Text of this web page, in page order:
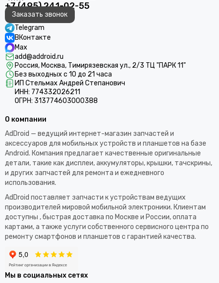
+7 (495) 241-02-55
Заказать звонок
Telegram
ВКонтакте
Max
add@addroid.ru
Россия, Москва, Тимирязевская ул., 2/3 ТЦ "ПАРК 11"
Без выходных с 10 до 21 часа
ИП Стельмах Андрей Степанович
ИНН: 774332026211
ОГРН: 313774603000388
О компании
AdDroid — ведущий интернет-магазин запчастей и
аксессуаров для мобильных устройств и планшетов на базе
Android. Компания предлагает качественные оригинальные
детали, такие как дисплеи, аккумуляторы, крышки, тачскрины,
и других запчастей для ремонта и ежедневного
использования.​
AdDroid поставляет запчасти к устройствам ведущих
производителей мировой мобильной электроники. Клиентам
доступны , быстрая доставка по Москве и России, оплата
картами, а также услуги собственного сервисного центра по
ремонту смартфонов и планшетов с гарантией качества.
Мы в социальных сетях